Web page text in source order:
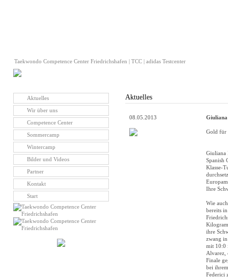
Taekwondo Competence Center Friedrichshafen | TCC | adidas Testcenter
Aktuelles
Wir über uns
Competence Center
Sommercamp
Wintercamp
Bilder und Videos
Partner
Kontakt
Start
Aktuelles
08.05.2013 Giuliana
Gold für
Giuliana
Spanish
Klasse-
Ihre
Wie
bereits
ihre
zwang
mit 10:0
Alvarez,
Finale
bei
Federici